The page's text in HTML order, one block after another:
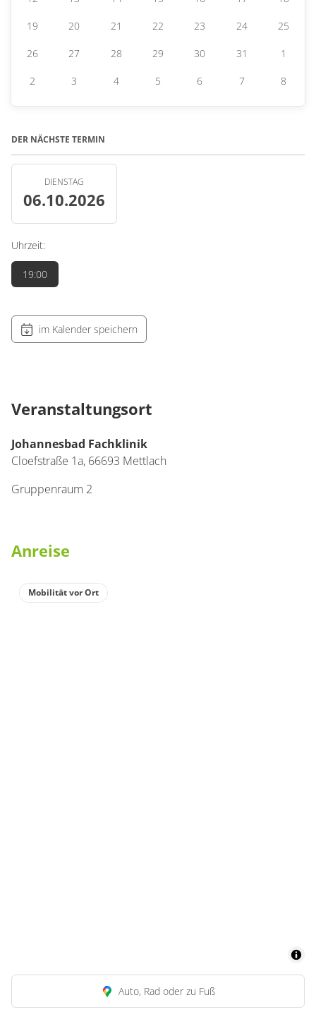
19 20 21 22 23 24 25
26 27 28 29 30 31 1
2 3 4 5 6 7 8
DER NÄCHSTE TERMIN
DIENSTAG
06.10.2026
Uhrzeit:
19:00
im Kalender speichern
Veranstaltungsort
Johannesbad Fachklinik
Cloefstraße 1a, 66693 Mettlach
Gruppenraum 2
Anreise
Mobilität vor Ort
Auto, Rad oder zu Fuß